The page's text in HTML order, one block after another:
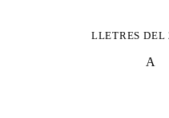
LLETRES DEL
A